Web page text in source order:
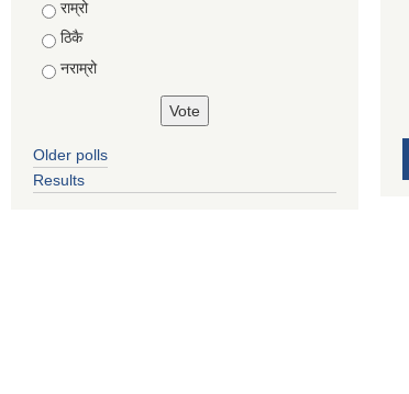
Choices
राम्रो
ठिकै
नराम्रो
Older polls
Results